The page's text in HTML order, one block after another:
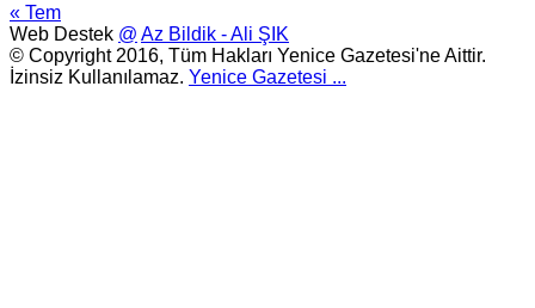
« Tem
Web Destek @ Az Bildik - Ali ŞIK
© Copyright 2016, Tüm Hakları Yenice Gazetesi'ne Aittir.
İzinsiz Kullanılamaz. Yenice Gazetesi ...